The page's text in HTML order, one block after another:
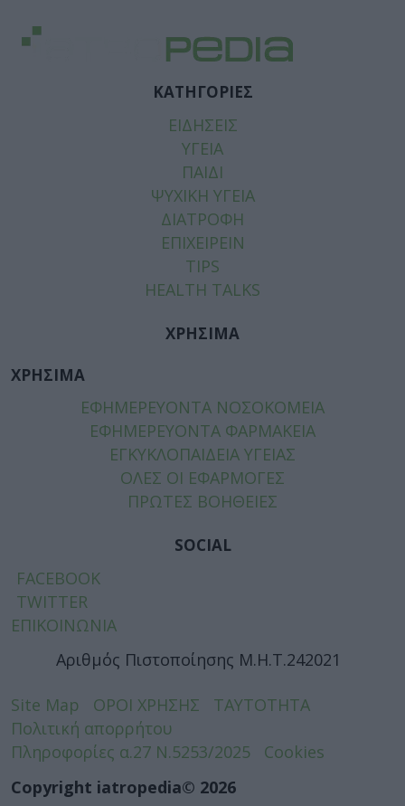
ΚΑΤΗΓΟΡΙΕΣ
ΕΙΔΗΣΕΙΣ
ΥΓΕΙΑ
ΠΑΙΔΙ
ΨΥΧΙΚΗ ΥΓΕΙΑ
ΔΙΑΤΡΟΦΗ
ΕΠΙΧΕΙΡΕΙΝ
TIPS
HEALTH TALKS
ΧΡΗΣΙΜΑ
ΧΡΗΣΙΜΑ
ΕΦΗΜΕΡΕΥΟΝΤΑ ΝΟΣΟΚΟΜΕΙΑ
ΕΦΗΜΕΡΕΥΟΝΤΑ ΦΑΡΜΑΚΕΙΑ
ΕΓΚΥΚΛΟΠΑΙΔΕΙΑ ΥΓΕΙΑΣ
ΟΛΕΣ ΟΙ ΕΦΑΡΜΟΓΕΣ
ΠΡΩΤΕΣ ΒΟΗΘΕΙΕΣ
SOCIAL
FACEBOOK
TWITTER
ΕΠΙΚΟΙΝΩΝΙΑ
Αριθμός Πιστοποίησης Μ.Η.Τ.242021
Site Map ΟΡΟΙ ΧΡΗΣΗΣ
ΤΑΥΤΟΤΗΤΑ
Πολιτική απορρήτου
Πληροφορίες α.27 Ν.5253/2025
Cookies
Copyright iatropedia© 2026